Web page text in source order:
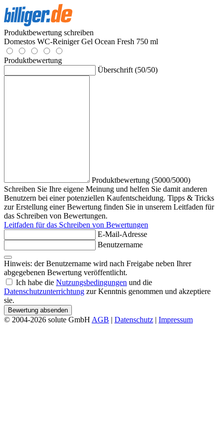
Produktbewertung schreiben
Domestos WC-Reiniger Gel Ocean Fresh 750 ml
Produktbewertung
Überschrift (50/50)
Produktbewertung (5000/5000)
Schreiben Sie Ihre eigene Meinung und helfen Sie damit anderen
Benutzern bei einer potenziellen Kaufentscheidung. Tipps & Tricks
zur Erstellung einer Bewertung finden Sie in unserem Leitfaden für
das Schreiben von Bewertungen.
Leitfaden für das Schreiben von Bewertungen
E-Mail-Adresse
Benutzername
Hinweis: der Benutzername wird nach Freigabe neben Ihrer
abgegebenen Bewertung veröffentlicht.
Ich habe die Nutzungsbedingungen und die
Datenschutzunterrichtung zur Kenntnis genommen und akzeptiere
sie.
Bewertung absenden
© 2004-2026 solute GmbH AGB | Datenschutz | Impressum